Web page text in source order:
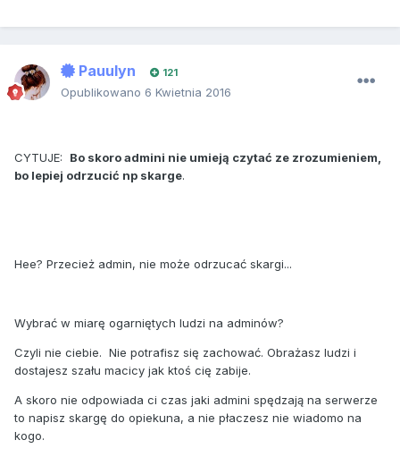
Pauulyn 121
Opublikowano 6 Kwietnia 2016
CYTUJE: Bo skoro admini nie umieją czytać ze zrozumieniem,
bo lepiej odrzucić np skarge.
Hee? Przecież admin, nie może odrzucać skargi...
Wybrać w miarę ogarniętych ludzi na adminów?
Czyli nie ciebie. Nie potrafisz się zachować. Obrażasz ludzi i
dostajesz szału macicy jak ktoś cię zabije.
A skoro nie odpowiada ci czas jaki admini spędzają na serwerze
to napisz skargę do opiekuna, a nie płaczesz nie wiadomo na
kogo.